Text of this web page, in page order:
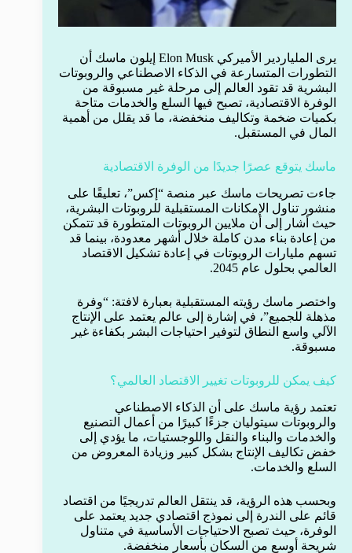
يرى الملياردير الأميركي Elon Musk إيلون ماسك أن
التطورات المتسارعة في الذكاء الاصطناعي والروبوتات
البشرية قد تقود العالم إلى مرحلة غير مسبوقة من
الوفرة الاقتصادية، تصبح فيها السلع والخدمات متاحة
بكميات ضخمة وتكاليف منخفضة، ما قد يقلل من أهمية
المال في المستقبل.
ماسك يتوقع عصرًا جديدًا من الوفرة الاقتصادية
جاءت تصريحات ماسك عبر منصة “إكس”، تعليقًا على
منشور تناول الإمكانات المستقبلية للروبوتات البشرية،
حيث أشار إلى أن ملايين الروبوتات المتطورة قد تتمكن
من إعادة بناء مدن كاملة خلال أشهر معدودة، بينما قد
تسهم مليارات الروبوتات في إعادة تشكيل الاقتصاد
العالمي بحلول عام 2045.
واختصر ماسك رؤيته المستقبلية بعبارة لافتة: “وفرة
مذهلة للجميع”، في إشارة إلى عالم يعتمد على الإنتاج
الآلي واسع النطاق لتوفير احتياجات البشر بكفاءة غير
مسبوقة.
كيف يمكن للروبوتات تغيير الاقتصاد العالمي؟
تعتمد رؤية ماسك على أن الذكاء الاصطناعي
والروبوتات سيتوليان جزءًا كبيرًا من أعمال التصنيع
والخدمات والبناء والنقل واللوجستيات، ما يؤدي إلى
خفض تكاليف الإنتاج بشكل كبير وزيادة المعروض من
السلع والخدمات.
وبحسب هذه الرؤية، قد ينتقل العالم تدريجيًا من اقتصاد
قائم على الندرة إلى نموذج اقتصادي جديد يعتمد على
الوفرة، حيث تصبح الاحتياجات الأساسية في متناول
شريحة أوسع من السكان بأسعار منخفضة.